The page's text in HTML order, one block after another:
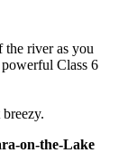
the river as you
Class 6
on-the-Lake